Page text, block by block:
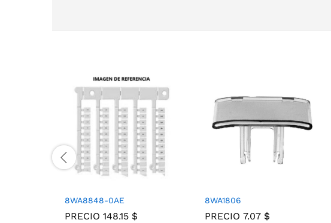
8WA8848-0AE
PRECIO 148.15 $
8WA1806
PRECIO 7.07 $